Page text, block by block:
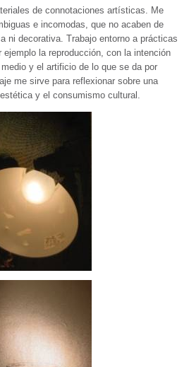
de connotaciones artísticas. Me
e incomodas, que no acaben de
ni decorativa. Trabajo entorno a prácticas
ejemplo la reproducción, con la intención
y el artificio de lo que se da por
me sirve para reflexionar sobre una
y el consumismo cultural.